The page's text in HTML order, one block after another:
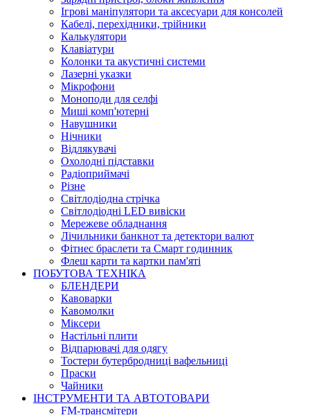
Ігрові маніпулятори та аксесуари для консолей
Кабелі, перехідники, трійники
Калькулятори
Клавіатури
Колонки та акустичні системи
Лазерні указки
Мікрофони
Моноподи для селфі
Миші комп'ютерні
Навушники
Нічники
Відлякувачі
Охолодні підставки
Радіоприймачі
Різне
Світлодіодна стрічка
Світлодіодні LED вивіски
Мережеве обладнання
Лічильники банкнот та детектори валют
Фітнес браслети та Смарт годинник
Флеш карти та картки пам'яті
ПОБУТОВА ТЕХНІКА
БЛЕНДЕРИ
Кавоварки
Кавомолки
Міксери
Настільні плити
Відпарювачі для одягу
Тостери бутербродниці вафельниці
Праски
Чайники
ІНСТРУМЕНТИ ТА АВТОТОВАРИ
FM-трансмітери